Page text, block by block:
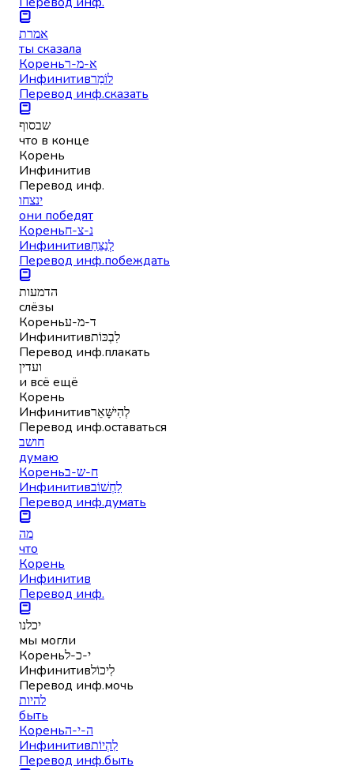
אמרת
ты сказала
Кореньא-מ-ר
Инфинитивלוֹמַר
Перевод инф.сказать
שבסוף
что в конце
Корень
Инфинитив
Перевод инф.
ינצחו
они победят
Кореньנ-צ-ח
Инфинитивלְנַצֵּחַ
Перевод инф.побеждать
הדמעות
слёзы
Кореньד-מ-ע
Инфинитивלִבְכּוֹת
Перевод инф.плакать
ועדין
и всё ещё
Корень
Инфинитивלְהִישָּׁאֵר
Перевод инф.оставаться
חושב
думаю
Кореньח-ש-ב
Инфинитивלַחְשׁוֹב
Перевод инф.думать
מה
что
Корень
Инфинитив
Перевод инф.
יכלנו
мы могли
Кореньי-כ-ל
Инфинитивלִיכוֹל
Перевод инф.мочь
להיות
быть
Кореньה-י-ה
Инфинитивלִהְיוֹת
Перевод инф.быть